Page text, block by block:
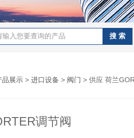
品展示 > 进口设备 > 阀门 > 供应 荷兰
调节阀